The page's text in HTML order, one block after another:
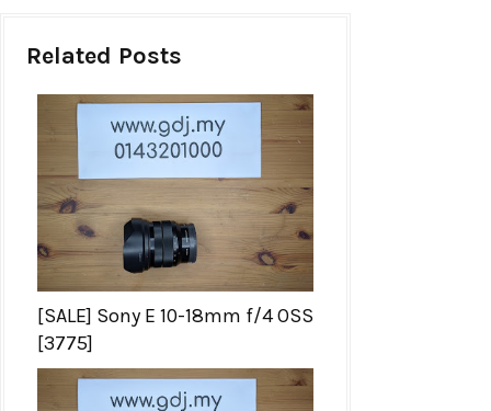
Related Posts
[SALE] Sony E 10-18mm f/4 OSS
[3775]